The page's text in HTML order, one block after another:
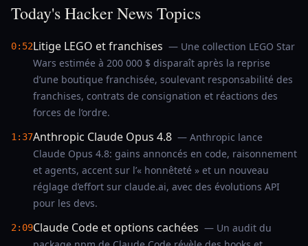
Today's Hacker News Topics
0:52Litige LEGO et franchises — Une collection LEGO Star
Wars estimée à 200 000 $ disparaît après la reprise
d’une boutique franchisée, soulevant responsabilité des
franchises, contrats de consignation et réactions des
forces de l’ordre.
1:37Anthropic Claude Opus 4.8 — Anthropic lance
Claude Opus 4.8: gains annoncés en code, raisonnement
et agents, accent sur l’« honnêteté » et un nouveau
réglage d’effort sur claude.ai, avec des évolutions API
pour les devs.
2:09Claude Code et options cachées — Un audit du